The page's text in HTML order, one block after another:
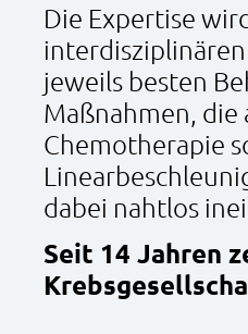
Die Expertise
jeweils besten
Maßnahmen,
Chemotherapie
dabei nahtlos
Seit 14 Jahren